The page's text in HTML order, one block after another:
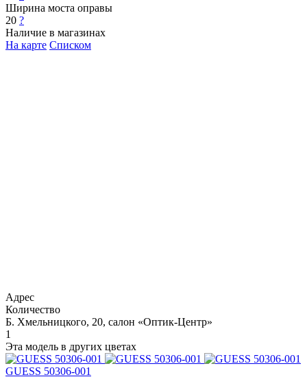
Ширина моста оправы
20 ?
Наличие в магазинах
На карте Списком
Адрес
Количество
Б. Хмельницкого, 20, салон «Оптик-Центр»
1
Эта модель в других цветах
GUESS 50306-001